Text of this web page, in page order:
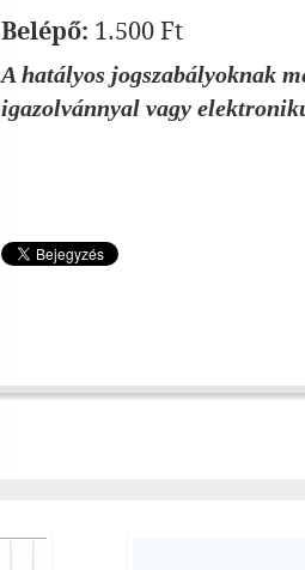
Belépő: 1.500 Ft
A hatályos jogszabályoknak
igazolvánnyal vagy